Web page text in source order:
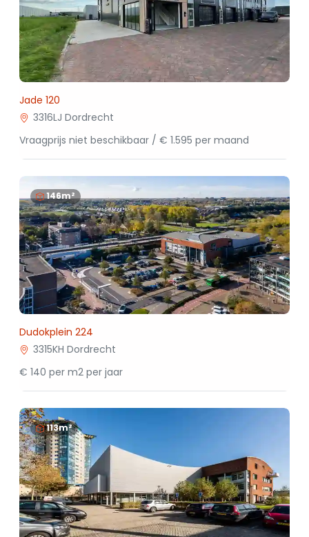
Jade 120
3316LJ Dordrecht
Vraagprijs niet beschikbaar / € 1.595 per maand
146m²
Dudokplein 224
3315KH Dordrecht
€ 140 per m2 per jaar
113m²